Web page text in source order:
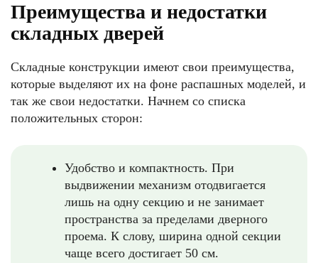
Преимущества и недостатки
складных дверей
Складные конструкции имеют свои преимущества,
которые выделяют их на фоне распашных моделей, и
так же свои недостатки. Начнем со списка
положительных сторон:
Удобство и компактность. При
выдвижении механизм отодвигается
лишь на одну секцию и не занимает
пространства за пределами дверного
проема. К слову, ширина одной секции
чаще всего достигает 50 см.